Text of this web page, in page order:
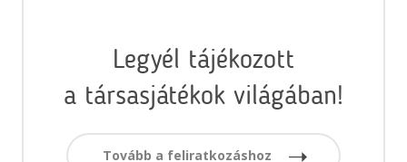
Legyél tájékozott
a társasjátékok világában!
Tovább a feliratkozáshoz